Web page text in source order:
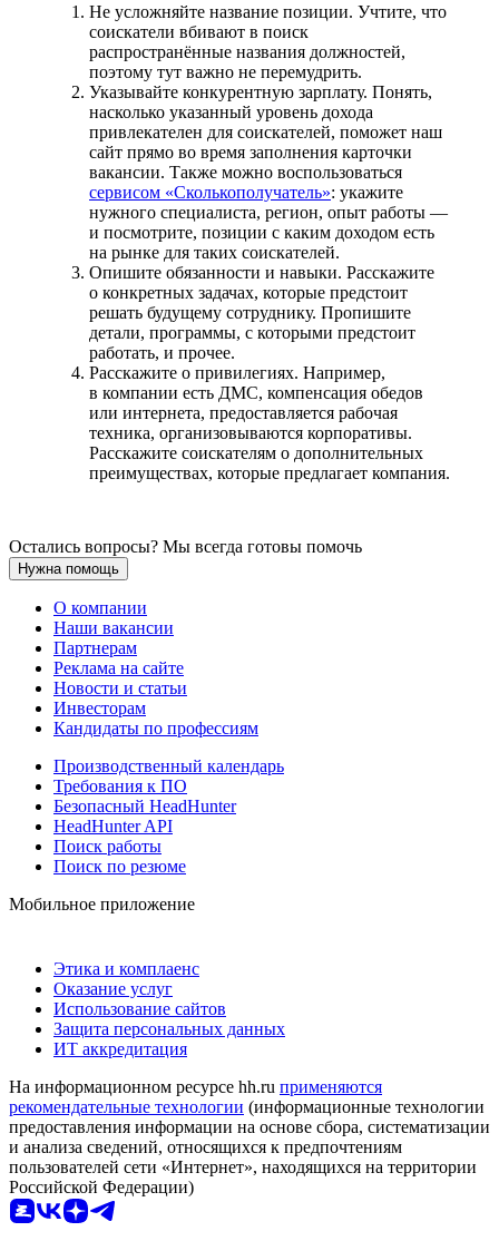
Не усложняйте название позиции. Учтите, что
соискатели вбивают в поиск
распространённые названия должностей,
поэтому тут важно не перемудрить.
Указывайте конкурентную зарплату. Понять,
насколько указанный уровень дохода
привлекателен для соискателей, поможет наш
сайт прямо во время заполнения карточки
вакансии. Также можно воспользоваться
сервисом «Сколькополучатель»: укажите
нужного специалиста, регион, опыт работы —
и посмотрите, позиции с каким доходом есть
на рынке для таких соискателей.
Опишите обязанности и навыки. Расскажите
о конкретных задачах, которые предстоит
решать будущему сотруднику. Пропишите
детали, программы, с которыми предстоит
работать, и прочее.
Расскажите о привилегиях. Например,
в компании есть ДМС, компенсация обедов
или интернета, предоставляется рабочая
техника, организовываются корпоративы.
Расскажите соискателям о дополнительных
преимуществах, которые предлагает компания.
Остались вопросы? Мы всегда готовы помочь
Нужна помощь
О компании
Наши вакансии
Партнерам
Реклама на сайте
Новости и статьи
Инвесторам
Кандидаты по профессиям
Производственный календарь
Требования к ПО
Безопасный HeadHunter
HeadHunter API
Поиск работы
Поиск по резюме
Мобильное приложение
Этика и комплаенс
Оказание услуг
Использование сайтов
Защита персональных данных
ИТ аккредитация
На информационном ресурсе hh.ru применяются
рекомендательные технологии (информационные технологии
предоставления информации на основе сбора, систематизации
и анализа сведений, относящихся к предпочтениям
пользователей сети «Интернет», находящихся на территории
Российской Федерации)